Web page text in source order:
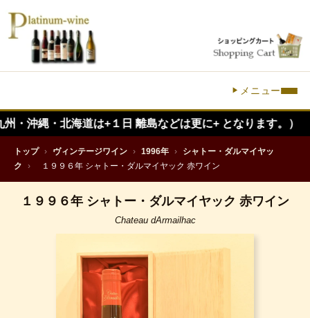
メニュー
海道は+１日 離島などは更に+ となります。）
トップ › ヴィンテージワイン › 1996年 ›
シャトー・ダルマイヤッ
ク
› １９９６年 シャトー・ダルマイヤック 赤ワイン
１９９６年 シャトー・ダルマイヤック 赤ワイン
Chateau dArmailhac